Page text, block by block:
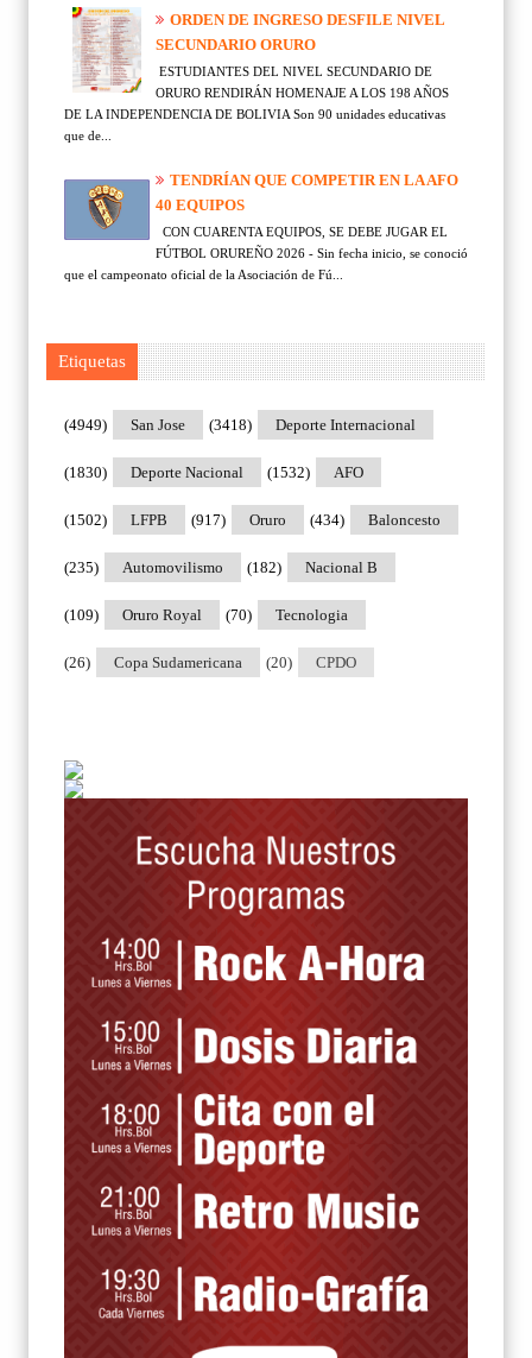
ORDEN DE INGRESO DESFILE NIVEL
SECUNDARIO ORURO
ESTUDIANTES DEL NIVEL SECUNDARIO DE
ORURO RENDIRÁN HOMENAJE A LOS 198 AÑOS
DE LA INDEPENDENCIA DE BOLIVIA Son 90 unidades educativas
que de...
TENDRÍAN QUE COMPETIR EN LA AFO
40 EQUIPOS
CON CUARENTA EQUIPOS, SE DEBE JUGAR EL
FÚTBOL ORUREÑO 2026 - Sin fecha inicio, se conoció
que el campeonato oficial de la Asociación de Fú...
Etiquetas
San Jose
(4949) Deporte Internacional
(3418)
Deporte Nacional
(1830) AFO
(1532)
LFPB
(1502) Oruro
(917) Baloncesto
(434)
Automovilismo
(235) Nacional B
(182)
Oruro Royal
(109) Tecnologia
(70)
Copa Sudamericana
(26) CPDO
(20)